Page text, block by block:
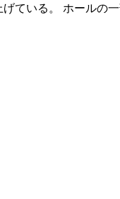
ている。 ホールの